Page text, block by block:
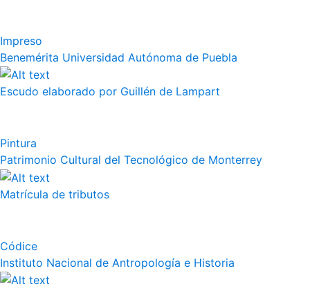
Impreso
Benemérita Universidad Autónoma de Puebla
Escudo elaborado por Guillén de Lampart
Pintura
Patrimonio Cultural del Tecnológico de Monterrey
Matrícula de tributos
Códice
Instituto Nacional de Antropología e Historia